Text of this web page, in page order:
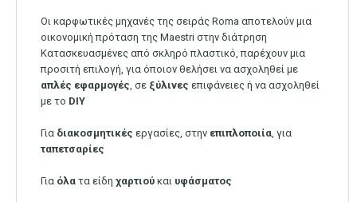
Οι καρφωτικές μηχανές της σειράς Roma αποτελούν μια
οικονομική πρόταση της Maestri στην διάτρηση
Κατασκευασμένες από σκληρό πλαστικό, παρέχουν μια
προσιτή επιλογή, για όποιον θελήσει να ασχοληθεί με
απλές εφαρμογές, σε ξύλινες επιφάνειες ή να ασχοληθεί
με το DIY
Για διακοσμητικές εργασίες, στην επιπλοποιία, για
ταπετσαρίες
Για όλα τα είδη χαρτιού και υφάσματος